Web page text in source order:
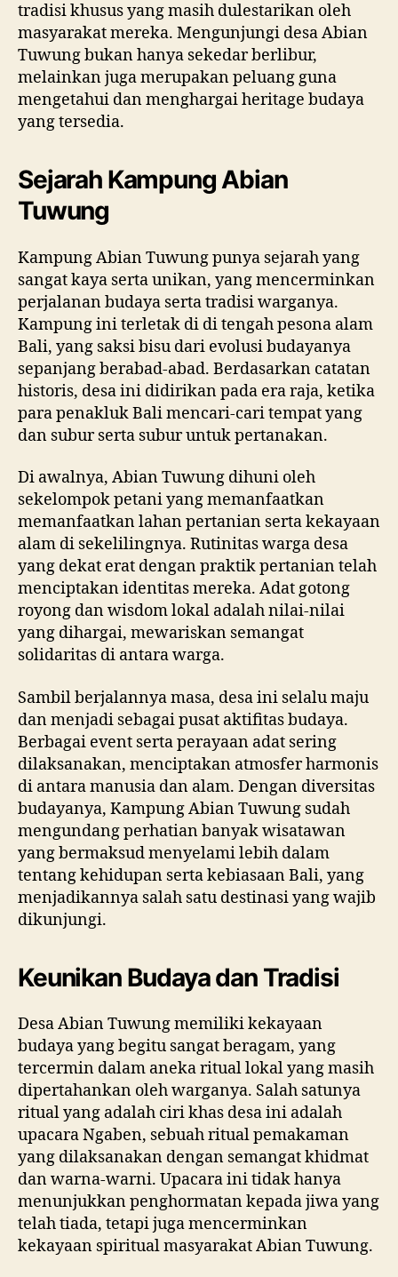
tradisi khusus yang masih dulestarikan oleh
masyarakat mereka. Mengunjungi desa Abian
Tuwung bukan hanya sekedar berlibur,
melainkan juga merupakan peluang guna
mengetahui dan menghargai heritage budaya
yang tersedia.
Sejarah Kampung Abian
Tuwung
Kampung Abian Tuwung punya sejarah yang
sangat kaya serta unikan, yang mencerminkan
perjalanan budaya serta tradisi warganya.
Kampung ini terletak di di tengah pesona alam
Bali, yang saksi bisu dari evolusi budayanya
sepanjang berabad-abad. Berdasarkan catatan
historis, desa ini didirikan pada era raja, ketika
para penakluk Bali mencari-cari tempat yang
dan subur serta subur untuk pertanakan.
Di awalnya, Abian Tuwung dihuni oleh
sekelompok petani yang memanfaatkan
memanfaatkan lahan pertanian serta kekayaan
alam di sekelilingnya. Rutinitas warga desa
yang dekat erat dengan praktik pertanian telah
menciptakan identitas mereka. Adat gotong
royong dan wisdom lokal adalah nilai-nilai
yang dihargai, mewariskan semangat
solidaritas di antara warga.
Sambil berjalannya masa, desa ini selalu maju
dan menjadi sebagai pusat aktifitas budaya.
Berbagai event serta perayaan adat sering
dilaksanakan, menciptakan atmosfer harmonis
di antara manusia dan alam. Dengan diversitas
budayanya, Kampung Abian Tuwung sudah
mengundang perhatian banyak wisatawan
yang bermaksud menyelami lebih dalam
tentang kehidupan serta kebiasaan Bali, yang
menjadikannya salah satu destinasi yang wajib
dikunjungi.
Keunikan Budaya dan Tradisi
Desa Abian Tuwung memiliki kekayaan
budaya yang begitu sangat beragam, yang
tercermin dalam aneka ritual lokal yang masih
dipertahankan oleh warganya. Salah satunya
ritual yang adalah ciri khas desa ini adalah
upacara Ngaben, sebuah ritual pemakaman
yang dilaksanakan dengan semangat khidmat
dan warna-warni. Upacara ini tidak hanya
menunjukkan penghormatan kepada jiwa yang
telah tiada, tetapi juga mencerminkan
kekayaan spiritual masyarakat Abian Tuwung.